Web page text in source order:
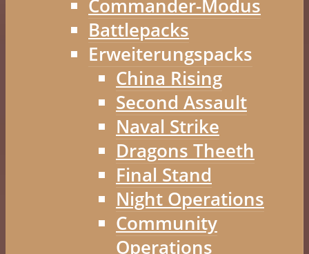
Commander-Modus
Battlepacks
Erweiterungspacks
China Rising
Second Assault
Naval Strike
Dragons Theeth
Final Stand
Night Operations
Community
Operations